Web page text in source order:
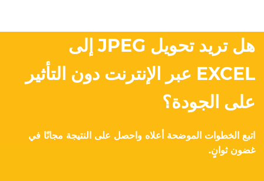
هل تريد تحويل JPEG إلى
EXCEL عبر الإنترنت دون التأثير
على الجودة؟
اتبع الخطوات الموضحة أعلاه واحصل على النتيجة مجانًا في
غضون ثوانٍ.